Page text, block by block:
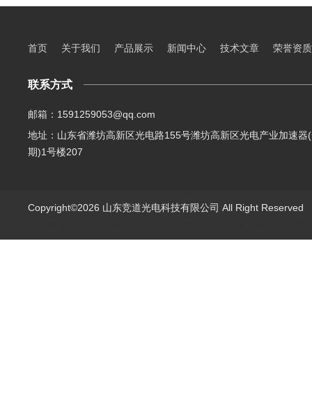
首页 关于我们 产品展示 新闻中心 技术文章 荣誉资质
联系方式
邮箱：1591259053@qq.com
地址：山东省潍坊高新区光电路155号潍坊高新区光电产业加速器
期)1号楼207
Copyright©2026 山东竞道光电科技有限公司 All Right